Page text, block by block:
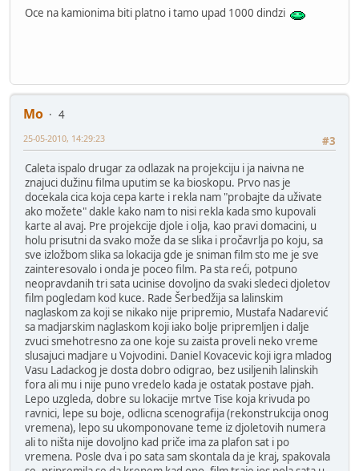
Oce na kamionima biti platno i tamo upad 1000 dindzi
Mo
4
#3
25-05-2010, 14:29:23
Caleta ispalo drugar za odlazak na projekciju i ja naivna ne
znajuci dužinu filma uputim se ka bioskopu. Prvo nas je
docekala cica koja cepa karte i rekla nam "probajte da uživate
ako možete" dakle kako nam to nisi rekla kada smo kupovali
karte al avaj. Pre projekcije djole i olja, kao pravi domacini, u
holu prisutni da svako može da se slika i pročavrlja po koju, sa
sve izložbom slika sa lokacija gde je sniman film sto me je sve
zainteresovalo i onda je poceo film. Pa sta reći, potpuno
neopravdanih tri sata ucinise dovoljno da svaki sledeci djoletov
film pogledam kod kuce. Rade Šerbedžija sa lalinskim
naglaskom za koji se nikako nije pripremio, Mustafa Nadarević
sa madjarskim naglaskom koji iako bolje pripremljen i dalje
zvuci smehotresno za one koje su zaista proveli neko vreme
slusajuci madjare u Vojvodini. Daniel Kovacevic koji igra mladog
Vasu Ladackog je dosta dobro odigrao, bez usiljenih lalinskih
fora ali mu i nije puno vredelo kada je ostatak postave pjah.
Lepo uzgleda, dobre su lokacije mrtve Tise koja krivuda po
ravnici, lepe su boje, odlicna scenografija (rekonstrukcija onog
vremena), lepo su ukomponovane teme iz djoletovih numera
ali to ništa nije dovoljno kad priče ima za plafon sat i po
vremena. Posle dva i po sata sam skontala da je kraj, spakovala